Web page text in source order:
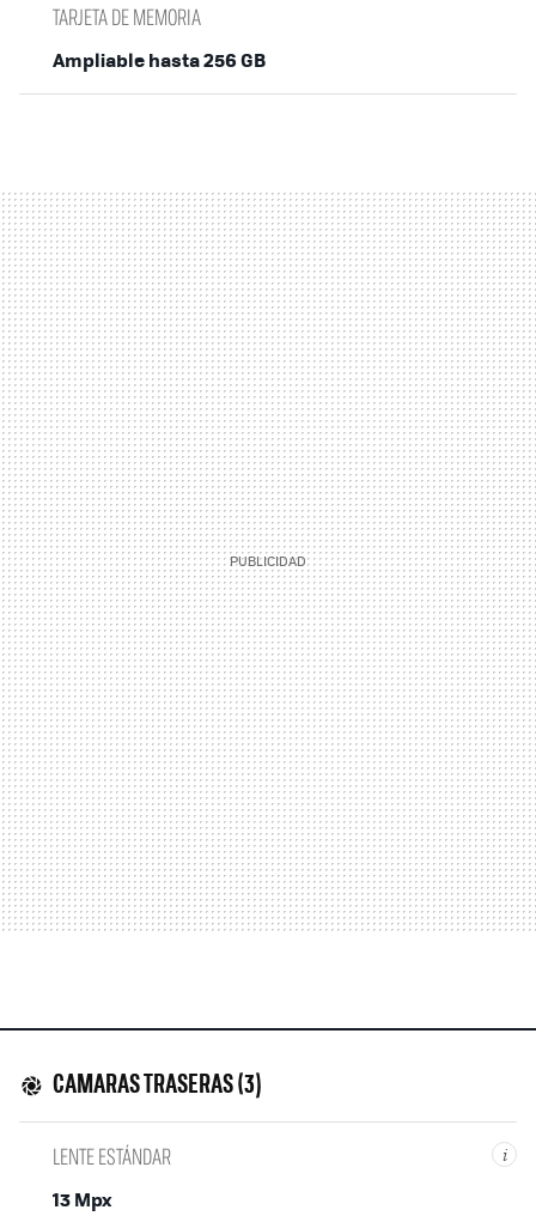
TARJETA DE MEMORIA
Ampliable hasta 256 GB
CAMARAS TRASERAS (3)
i
LENTE ESTÁNDAR
13 Mpx